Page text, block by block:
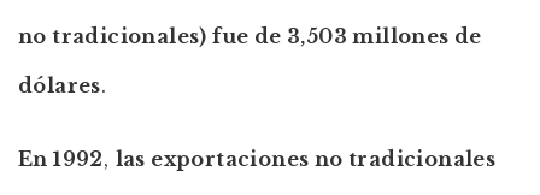
no tradicionales) fue de 3,503 millones de
dólares.
En 1992, las exportaciones no tradicionales